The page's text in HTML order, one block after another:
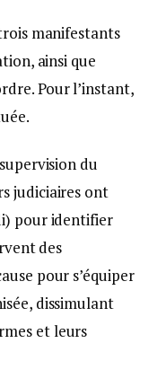
manifestants
ainsi que
Pour l’instant,
du
judiciaires ont
pour identifier
des
pour s’équiper
dissimulant
et leurs